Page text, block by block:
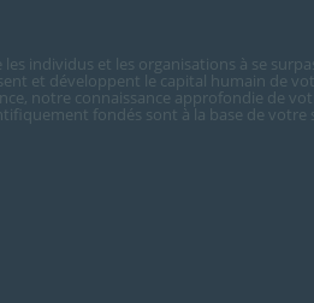
individus et les organisations à se
et développent le capital humain de
notre connaissance approfondie de
fondés sont à la base de votre